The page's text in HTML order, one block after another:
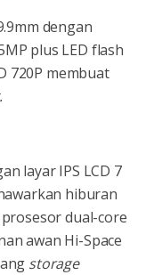
dengan
plus LED flash
720P membuat
layar IPS LCD 7
hiburan
dual-core
awan Hi-Space
storage